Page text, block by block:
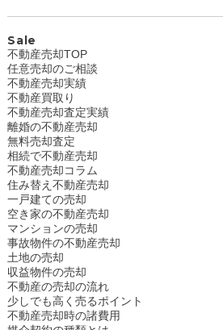
Sale
不動産売却TOP
任意売却のご相談
不動産売却実績
不動産買取り
不動産売却査定実績
離婚の不動産売却
無料売却査定
相続で不動産売却
不動産売却コラム
住み替え不動産売却
一戸建ての売却
空き家の不動産売却
マンションの売却
事故物件の不動産売却
土地の売却
収益物件の売却
不動産の売却の流れ
少しでも高く売るポイント
不動産売却時の諸費用